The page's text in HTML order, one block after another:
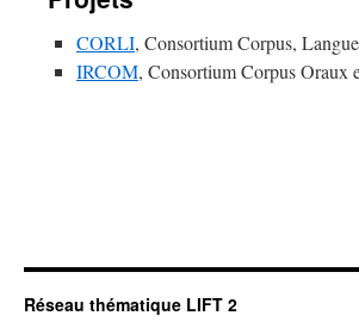
CORLI, Consortium Corpus,
IRCOM, Consortium Corpus Oraux
Réseau thématique LIFT 2